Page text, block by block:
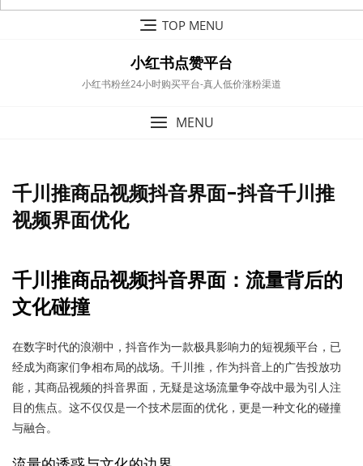
TOP MENU
小红书点赞平台
小红书粉丝24小时购买平台-真人低价涨粉渠道
MENU
千川推商品视频抖音界面-抖音千川推
视频界面优化
千川推商品视频抖音界面：流量背后的
文化碰撞
在数字时代的浪潮中，抖音作为一款极具影响力的短视频平台，已
经成为商家们争相布局的战场。千川推，作为抖音上的广告投放功
能，其商品视频的抖音界面，无疑是这场流量争夺战中最为引人注
目的焦点。这不仅仅是一个技术层面的优化，更是一种文化的碰撞
与融合。